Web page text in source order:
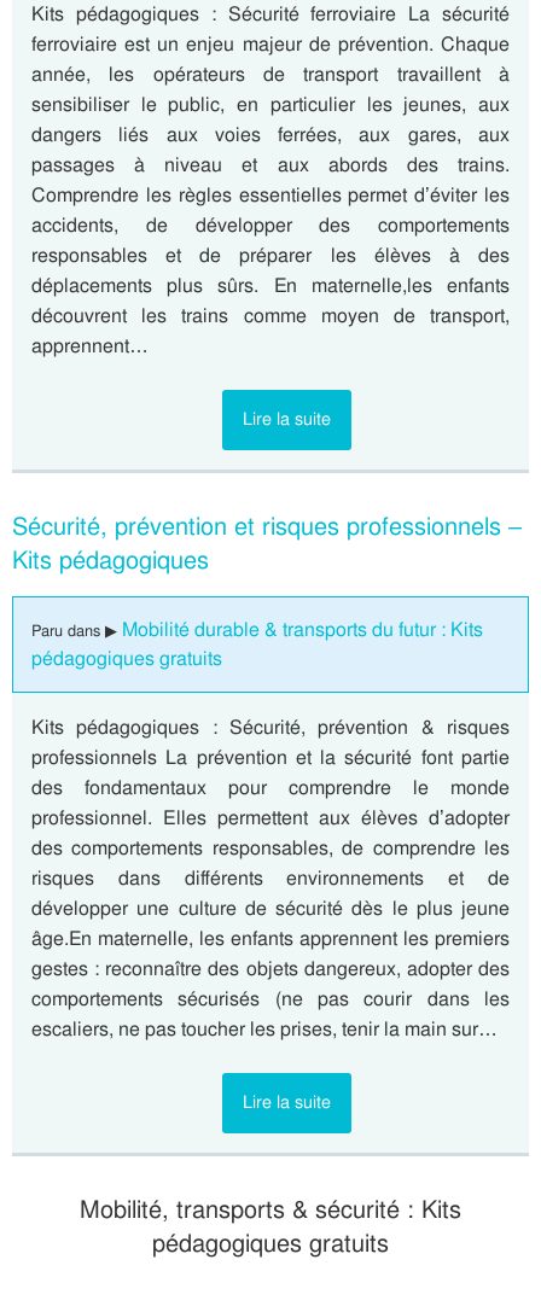
Kits pédagogiques : Sécurité ferroviaire La sécurité
ferroviaire est un enjeu majeur de prévention. Chaque
année, les opérateurs de transport travaillent à
sensibiliser le public, en particulier les jeunes, aux
dangers liés aux voies ferrées, aux gares, aux
passages à niveau et aux abords des trains.
Comprendre les règles essentielles permet d’éviter les
accidents, de développer des comportements
responsables et de préparer les élèves à des
déplacements plus sûrs. En maternelle,les enfants
découvrent les trains comme moyen de transport,
apprennent…
Lire la suite
Sécurité, prévention et risques professionnels –
Kits pédagogiques
Paru dans ▶ Mobilité durable & transports du futur : Kits
pédagogiques gratuits
Kits pédagogiques : Sécurité, prévention & risques
professionnels La prévention et la sécurité font partie
des fondamentaux pour comprendre le monde
professionnel. Elles permettent aux élèves d’adopter
des comportements responsables, de comprendre les
risques dans différents environnements et de
développer une culture de sécurité dès le plus jeune
âge.En maternelle, les enfants apprennent les premiers
gestes : reconnaître des objets dangereux, adopter des
comportements sécurisés (ne pas courir dans les
escaliers, ne pas toucher les prises, tenir la main sur…
Lire la suite
Mobilité, transports & sécurité : Kits
pédagogiques gratuits